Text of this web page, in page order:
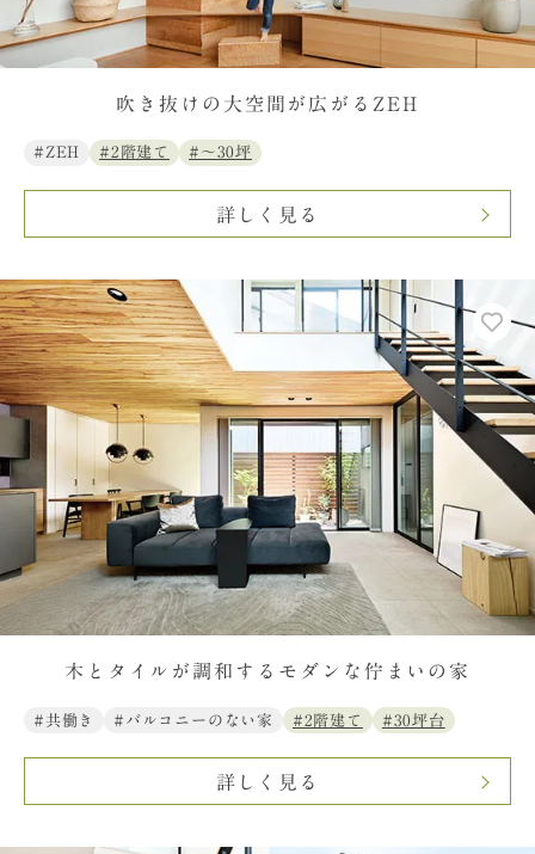
吹き抜けの大空間が広がるZEH
#ZEH #2階建て #〜30坪
詳しく見る
木とタイルが調和するモダンな佇まいの家
#共働き #バルコニーのない家 #2階建て #30坪台
詳しく見る